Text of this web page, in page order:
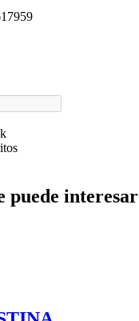
puede interesar